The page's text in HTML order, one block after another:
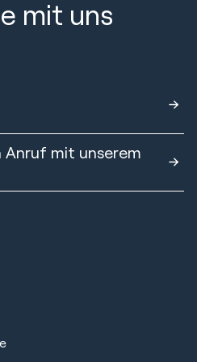
mit uns
Anruf mit unserem